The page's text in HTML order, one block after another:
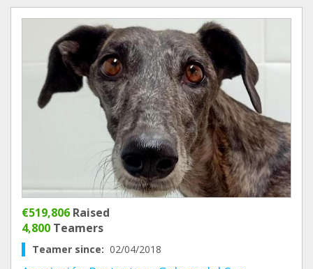
€519,806 Raised
4,800 Teamers
Teamer since: 02/04/2018